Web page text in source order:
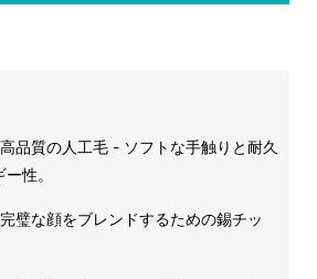
品質の人工毛 - ソフトな手触りと耐久
性。
璧な顔をブレンドするための錫チッ